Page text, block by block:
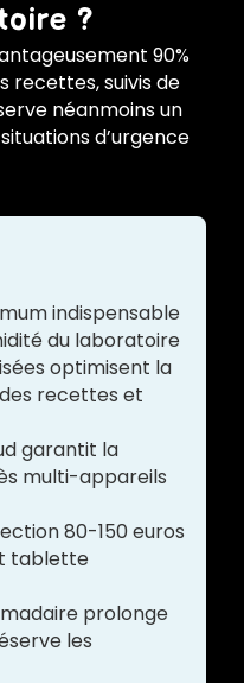
?
90%
recettes, suivis de
néanmoins un
d’urgence
indispensable
du laboratoire
optimisent la
recettes et
garantit la
multi-appareils
80-150 euros
tablette
prolonge
les